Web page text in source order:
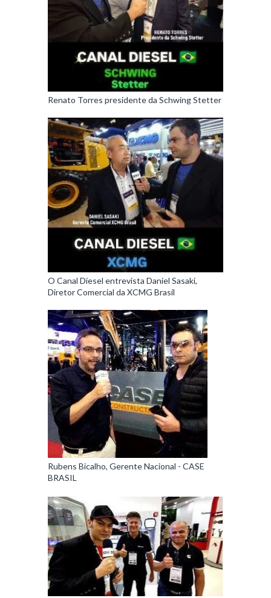
Renato Torres presidente da Schwing Stetter
O Canal Diesel entrevista Daniel Sasaki,
Diretor Comercial da XCMG Brasil
Rubens Bicalho, Gerente Nacional - CASE
BRASIL